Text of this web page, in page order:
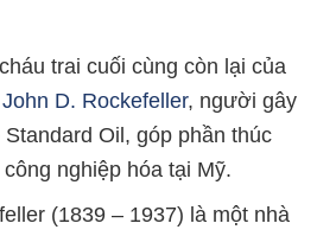
trai cuối cùng còn lại của
John D. Rockefeller, người gây
Oil, góp phần thúc
nghiệp hóa tại Mỹ.
(1839 – 1937) là một nhà